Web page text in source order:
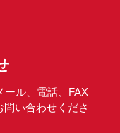
ール、電話、FAX
い合わせくださ